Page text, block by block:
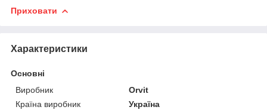
Приховати
Характеристики
Основні
Виробник
Orvit
Країна виробник
Україна